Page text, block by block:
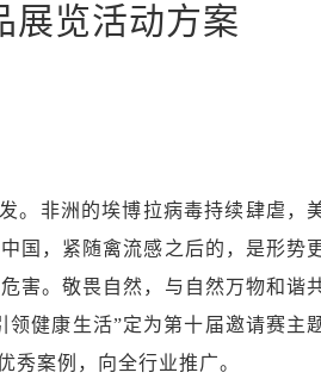
展览活动方案
非洲的埃博拉病毒持续肆虐，
国，紧随禽流感之后的，是形势
害。敬畏自然，与自然万物和谐
健康生活”定为第十届邀请赛主
秀案例，向全行业推广。